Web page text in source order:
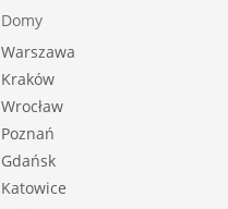
Domy
Warszawa
Kraków
Wrocław
Poznań
Gdańsk
Katowice